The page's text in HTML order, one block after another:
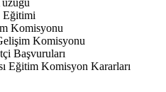
Eğitimi
Komisyonu
Komisyonu
Başvuruları
Eğitim Komisyon Kararları